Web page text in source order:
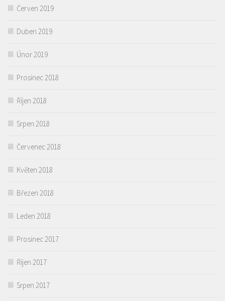
Červen 2019
Duben 2019
Únor 2019
Prosinec 2018
Říjen 2018
Srpen 2018
Červenec 2018
Květen 2018
Březen 2018
Leden 2018
Prosinec 2017
Říjen 2017
Srpen 2017